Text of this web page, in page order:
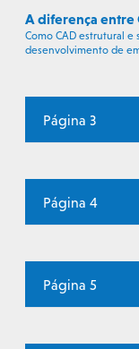
A diferença entre
Como CAD estrutural
desenvolvimento de
Página 3
Página 4
Página 5